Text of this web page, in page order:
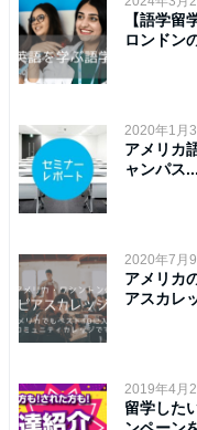
【語学
ロンドン
2020年1月3
アメリカ
ャンパス...
2020年7月9
アメリカ
アスカレ
2019年4月
留学した